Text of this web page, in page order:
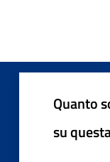
Quanto
su